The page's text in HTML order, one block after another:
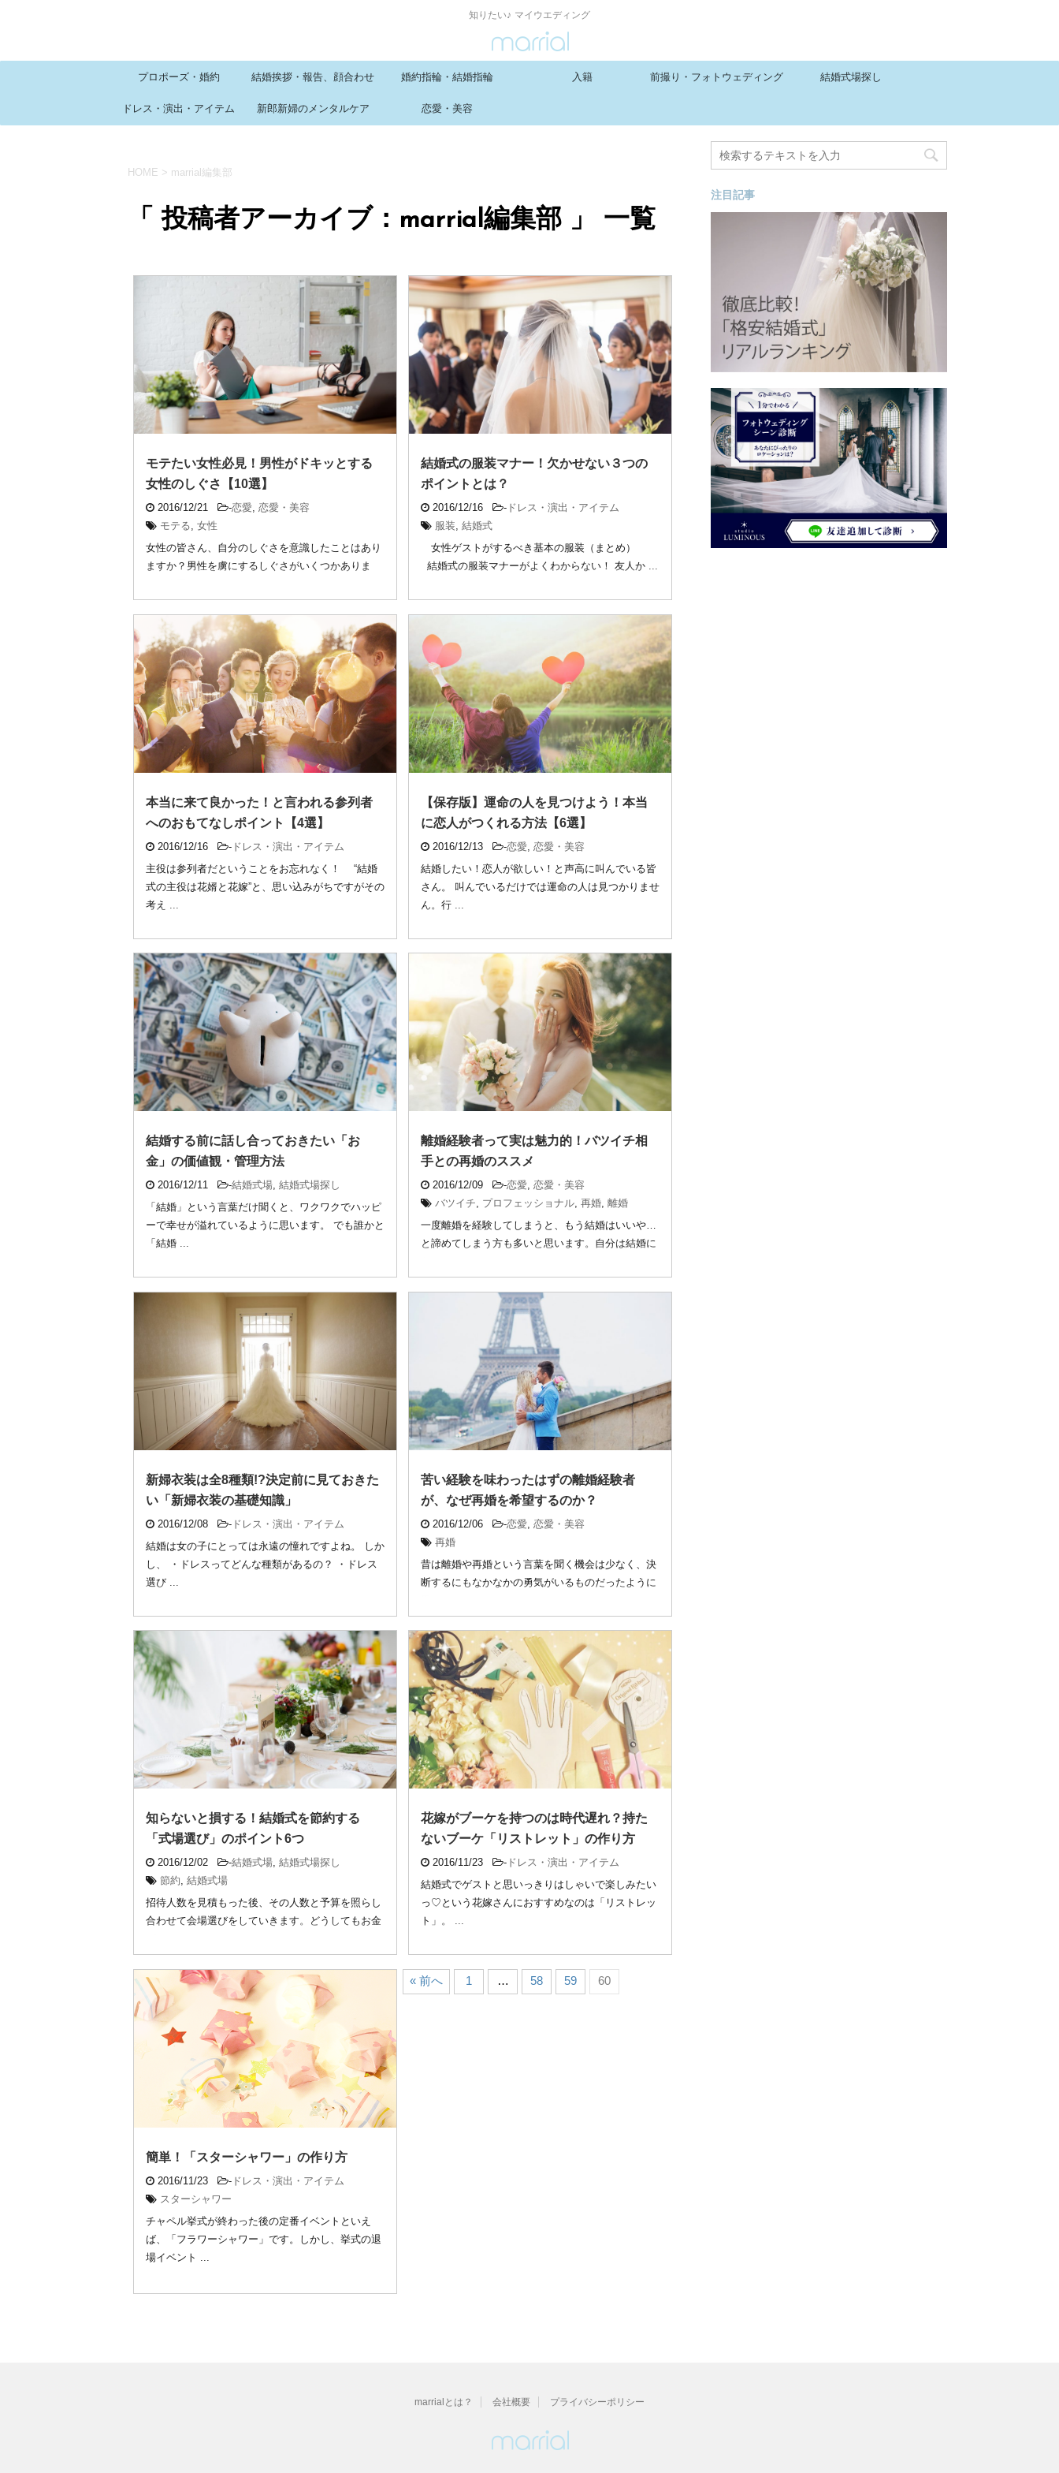
知りたい♪ マイウエディング
プロポーズ・婚約 結婚挨拶・報告、顔合わせ 婚約指輪・結婚指輪 入籍 前撮り・フォトウェディング 結婚式場探し
ドレス・演出・アイテム 新郎新婦のメンタルケア 恋愛・美容
HOME > marrial編集部
「 投稿者アーカイブ：marrial編集部 」 一覧
モテたい女性必見！男性がドキッとする
女性のしぐさ【10選】
2016/12/21 -恋愛, 恋愛・美容
モテる, 女性
女性の皆さん、自分のしぐさを意識したことはあり
ますか？男性を虜にするしぐさがいくつかありま
結婚式の服装マナー！欠かせない３つの
ポイントとは？
2016/12/16 - ドレス・演出・アイテム
服装,結婚式
女性ゲストがするべき基本の服装（まとめ）
結婚式の服装マナーがよくわからない！ 友人か ...
本当に来て良かった！と言われる参列者
へのおもてなしポイント【4選】
2016/12/16 - ドレス・演出・アイテム
主役は参列者だということをお忘れなく！ “結婚
式の主役は花婿と花嫁”と、思い込みがちですがその
考え ...
【保存版】運命の人を見つけよう！本当
に恋人がつくれる方法【6選】
2016/12/13 -恋愛 ,恋愛・美容
結婚したい！恋人が欲しい！と声高に叫んでいる皆
さん。 叫んでいるだけでは運命の人は見つかりませ
ん。行 ...
結婚する前に話し合っておきたい「お
金」の価値観・管理方法
2016/12/11 -結婚式場, 結婚式場探し
「結婚」という言葉だけ聞くと、ワクワクでハッピ
ーで幸せが溢れているように思います。 でも誰かと
「結婚 ...
離婚経験者って実は魅力的！バツイチ相
手との再婚のススメ
2016/12/09 -恋愛,恋愛・美容
バツイチ, プロフェッショナル,再婚,離婚
一度離婚を経験してしまうと、もう結婚はいいや…
と諦めてしまう方も多いと思います。自分は結婚に
新婦衣装は全8種類!?決定前に見ておきた
い「新婦衣装の基礎知識」
2016/12/08 - ドレス・演出・アイテム
結婚は女の子にとっては永遠の憧れですよね。 しか
し、 ・ドレスってどんな種類があるの？ ・ドレス
選び ...
苦い経験を味わったはずの離婚経験者
が、なぜ再婚を希望するのか？
2016/12/06 -恋愛 ,恋愛・美容
再婚
昔は離婚や再婚という言葉を聞く機会は少なく、決
断するにもなかなかの勇気がいるものだったように
知らないと損する！結婚式を節約する
「式場選び」のポイント6つ
2016/12/02 -結婚式場, 結婚式場探し
節約, 結婚式場
招待人数を見積もった後、その人数と予算を照らし
合わせて会場選びをしていきます。どうしてもお金
花嫁がブーケを持つのは時代遅れ？持た
ないブーケ「リストレット」の作り方
2016/11/23 - ドレス・演出・アイテム
結婚式でゲストと思いっきりはしゃいで楽しみたい
っ♡という花嫁さんにおすすめなのは「リストレッ
ト」。 ...
簡単！「スターシャワー」の作り方
2016/11/23 - ドレス・演出・アイテム
スターシャワー
チャペル挙式が終わった後の定番イベントといえ
ば、「フラワーシャワー」です。しかし、挙式の退
場イベント ...
« 前へ 1 … 58 59 60
注目記事
marrialとは？ 会社概要 プライバシーポリシー